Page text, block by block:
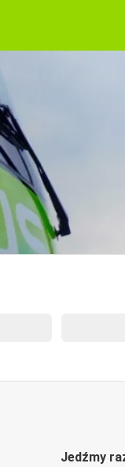
Jedźmy